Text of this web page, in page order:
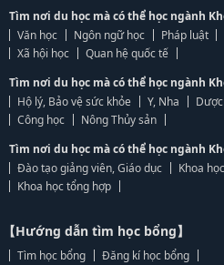
Tìm nơi du học mà có thể học ngành
Văn học
Ngôn ngữ học Pháp luật
Xã hội học
Quan hệ quốc tế
Tìm nơi du học mà có thể học ngành
Hộ lý, Bảo vệ sức khỏe
Y, Nha Dược
Công học
Nông Thủy sản
Tìm nơi du học mà có thể học ngành
Đào tạo giảng viên, Giáo dục
Khoa
Khoa học tổng hợp
【Hướng dẫn tìm học bổng】
Tìm học bổng
Đăng kí học bổng